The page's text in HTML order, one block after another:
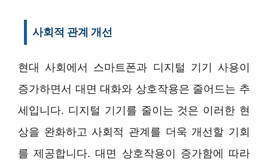
사회적 관계 개선
현대 사회에서 스마트폰과 디지털 기기 사용이
증가하면서 대면 대화와 상호작용은 줄어드는 추
세입니다. 디지털 기기를 줄이는 것은 이러한 현
상을 완화하고 사회적 관계를 더욱 개선할 기회
를 제공합니다. 대면 상호작용이 증가함에 따라